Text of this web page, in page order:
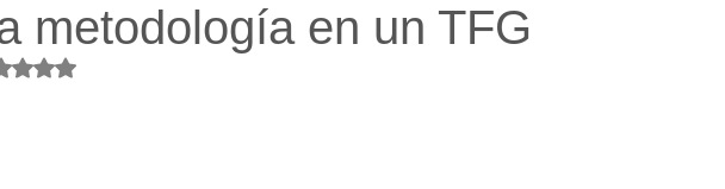
metodología en un TFG
Obtuvo NaN de 5 estrellas.